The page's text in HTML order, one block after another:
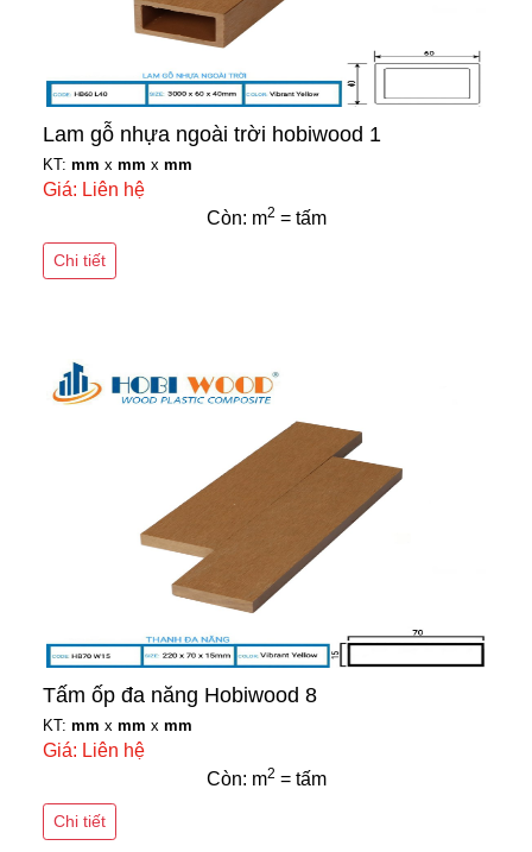
Lam gỗ nhựa ngoài trời hobiwood 1
KT: mm x mm x mm
Giá: Liên hệ
Còn: m2 = tấm
Chi tiết
Tấm ốp đa năng Hobiwood 8
KT: mm x mm x mm
Giá: Liên hệ
Còn: m2 = tấm
Chi tiết